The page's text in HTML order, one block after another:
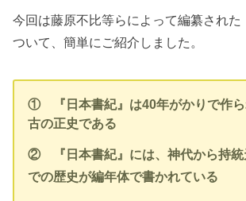
今回は藤原不比等らによって編纂された
ついて、簡単にご紹介しました。
① 『日本書紀』は40年がかりで作ら
古の正史である
② 『日本書紀』には、神代から持統
での歴史が編年体で書かれている